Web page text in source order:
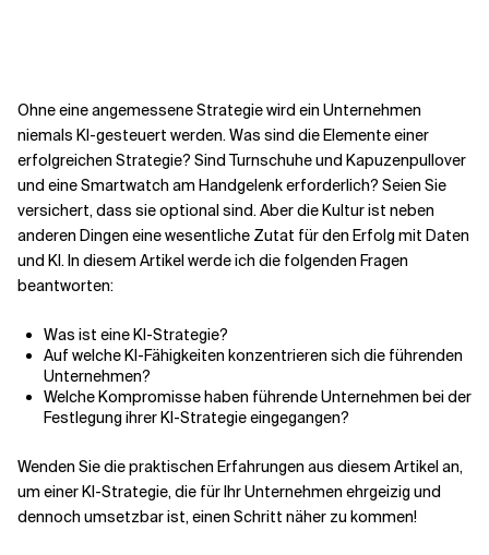
Ohne eine angemessene Strategie wird ein Unternehmen
niemals KI-gesteuert werden. Was sind die Elemente einer
erfolgreichen Strategie? Sind Turnschuhe und Kapuzenpullover
und eine Smartwatch am Handgelenk erforderlich? Seien Sie
versichert, dass sie optional sind. Aber die Kultur ist neben
anderen Dingen eine wesentliche Zutat für den Erfolg mit Daten
und KI. In diesem Artikel werde ich die folgenden Fragen
beantworten:
Was ist eine KI-Strategie?
Auf welche KI-Fähigkeiten konzentrieren sich die führenden
Unternehmen?
Welche Kompromisse haben führende Unternehmen bei der
Festlegung ihrer KI-Strategie eingegangen?
Wenden Sie die praktischen Erfahrungen aus diesem Artikel an,
um einer KI-Strategie, die für Ihr Unternehmen ehrgeizig und
dennoch umsetzbar ist, einen Schritt näher zu kommen!